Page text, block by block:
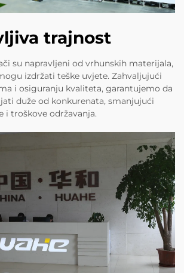
trajnost
su napravljeni od vrhunskih materijala,
izdržati teške uvjete. Zahvaljujući
i osiguranju kvaliteta, garantujemo da
duže od konkurenata, smanjujući
i troškove održavanja.